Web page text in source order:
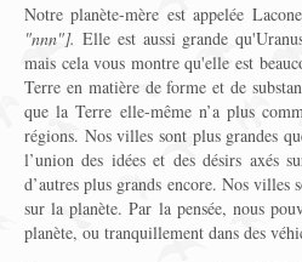
Notre planète-mère est appelée
"nnn"]. Elle est aussi grande
mais cela vous montre qu'elle est
Terre en matière de forme et de
que la Terre elle-même n’a plus
régions. Nos villes sont plus grandes
l’union des idées et des désirs axés
d’autres plus grands encore. Nos villes
sur la planète. Par la pensée, nous
planète, ou tranquillement dans des